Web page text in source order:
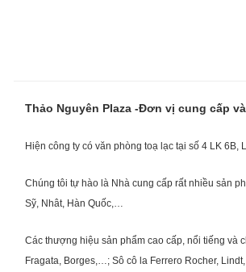
Thảo Nguyên Plaza -Đơn vị cung cấp
Hiện công ty có văn phòng toạ lạc tại số 4 LK
Chúng tôi tự hào là Nhà cung cấp rất nhiều sản
Sỹ, Nhât, Hàn Quốc,…
Các thượng hiệu sản phẩm cao cấp, nổi tiếng
Fragata, Borges,…; Sô cô la Ferrero Rocher,